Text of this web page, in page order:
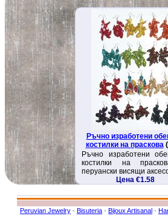
Ръчно изработени
костилки на праскова
Ръчно изработени
костилки на
перуански висящи
Цена €1.58
Peruvian Jewelry - Bisuteria - Bijoux Artisanal -